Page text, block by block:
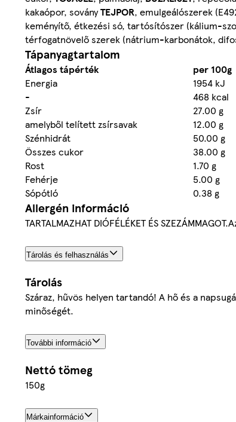
kakaópor, soványTEJPOR, emulgeálószerek
keményítő, étkezési só, tartósítószer (kálium-
térfogatnövelő szerek (nátrium-karbonátok,
Tápanyagtartalom
Átlagos tápérték per 100g
Energia
1954 kJ
-
468 kcal
Zsír
27.00 g
amelyből telített zsírsavak
12.00 g
Szénhidrát
50.00 g
Összes cukor
38.00 g
Rost
1.70 g
Fehérje
5.00 g
Sópótló
0.38 g
Allergén információ
TARTALMAZHAT DIÓFÉLÉKET ÉS
Tárolás és felhasználás
Tárolás
Száraz, hűvös helyen tartandó! A hő és a
minőségét.
További információ
Nettó tömeg
150g
Márkainformáció